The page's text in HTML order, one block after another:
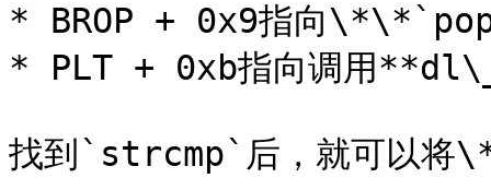
* BROP + 0x9指向
* PLT + 0xb指向调用
找到`strcmp`后，就可以